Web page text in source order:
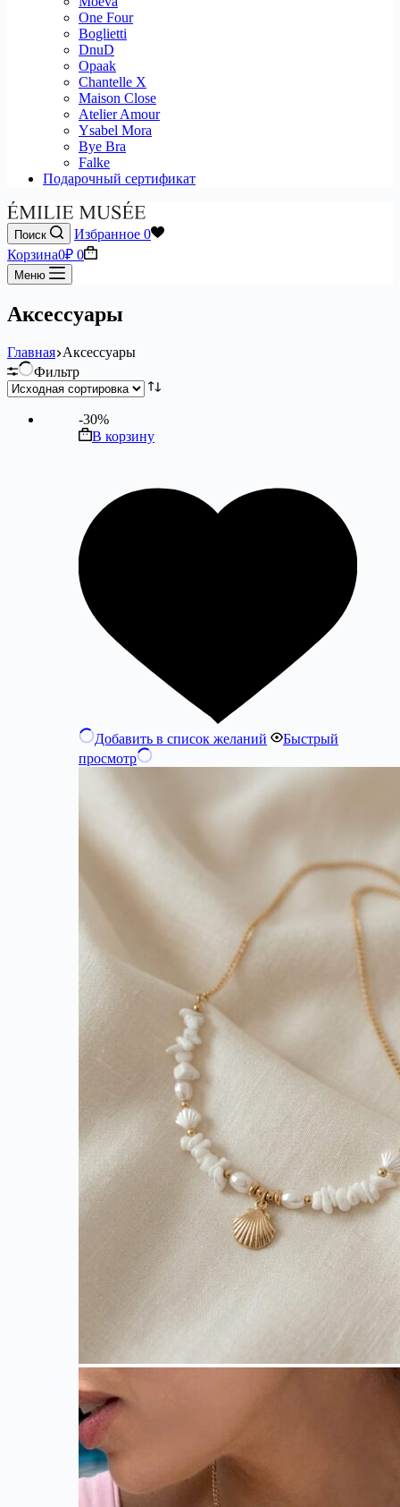
One Four
Boglietti
DnuD
Opaak
Chantelle X
Maison Close
Atelier Amour
Ysabel Mora
Bye Bra
Falke
Подарочный сертификат
Поиск Избранное 0
Корзина0₽ 0
Меню
Аксессуары
Главная Аксессуары
Фильтр
-30%
В корзину
Добавить в список желаний
Быстрый
просмотр